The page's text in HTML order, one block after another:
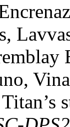
,
,